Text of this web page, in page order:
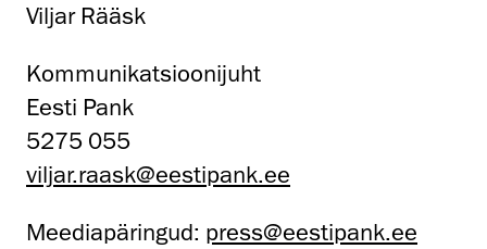
Viljar Rääsk
Kommunikatsioonijuht
Eesti Pank
5275 055
viljar.raask@eestipank.ee
Meediapäringud: press@eestipank.ee